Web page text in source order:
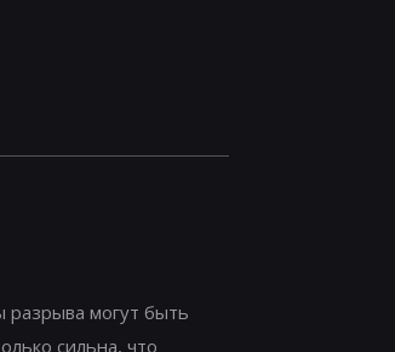
могут быть
сильна, что